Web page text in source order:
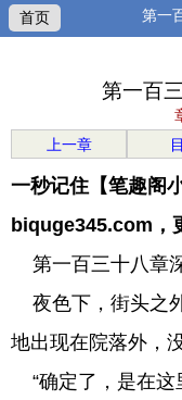
首页 第一
第一百
上一章
一秒记住【笔趣阁
biquge345.com，
第一百三十八章
夜色下，街头之
地出现在院落外，
“确定了，是在这